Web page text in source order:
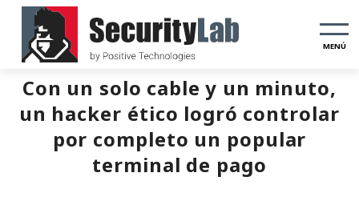
MENÚ
Con un solo cable y un minuto,
un hacker ético logró controlar
por completo un popular
terminal de pago